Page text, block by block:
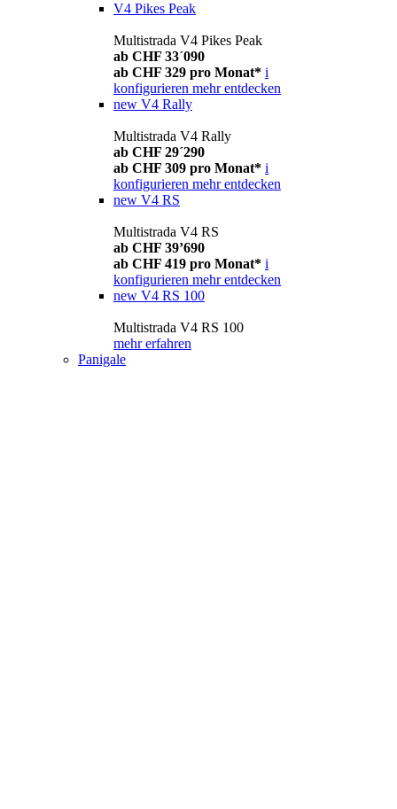
V4 Pikes Peak
Multistrada V4 Pikes Peak
ab CHF 33´090
ab CHF 329 pro Monat* i
konfigurieren mehr entdecken
new V4 Rally
Multistrada V4 Rally
ab CHF 29´290
ab CHF 309 pro Monat* i
konfigurieren mehr entdecken
new V4 RS
Multistrada V4 RS
ab CHF 39’690
ab CHF 419 pro Monat* i
konfigurieren mehr entdecken
new V4 RS 100
Multistrada V4 RS 100
mehr erfahren
Panigale